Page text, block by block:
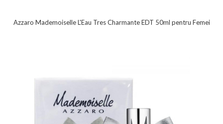
Azzaro Mademoiselle L'Eau Tres Charmante EDT 50ml pentru Femei